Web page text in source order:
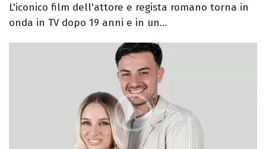
L'iconico film dell'attore e regista romano torna in
onda in TV dopo 19 anni e in un...